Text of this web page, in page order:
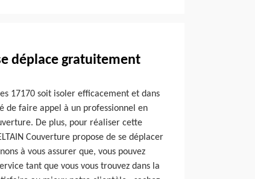
déplace gratuitement
17170 soit isoler efficacement et dans
de faire appel à un professionnel en
De plus, pour réaliser cette
Couverture propose de se déplacer
à vous assurer que, vous pouvez
tant que vous vous trouvez dans la